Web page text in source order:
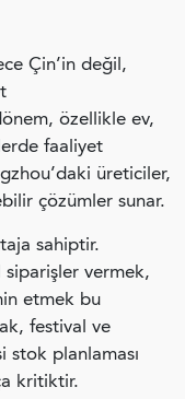
Çin’in değil,
özellikle ev,
faaliyet
üreticiler,
çözümler sunar.
sahiptir.
vermek,
etmek bu
festival ve
stok planlaması
kritiktir.